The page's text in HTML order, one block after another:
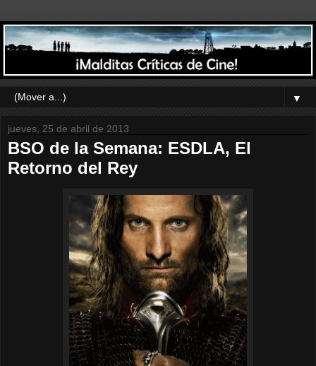
▼
jueves, 25 de abril de 2013
BSO de la Semana: ESDLA, El
Retorno del Rey